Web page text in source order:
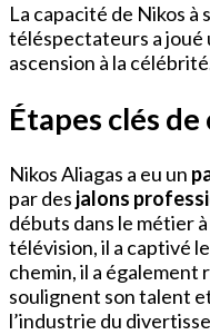
La capacité de Nikos à
téléspectateurs a joué
ascension à la
Étapes clés
Nikos Aliagas a eu un
par des jalons
débuts dans le métier
télévision, il a captivé
chemin, il a
soulignent son talent
l’industrie du